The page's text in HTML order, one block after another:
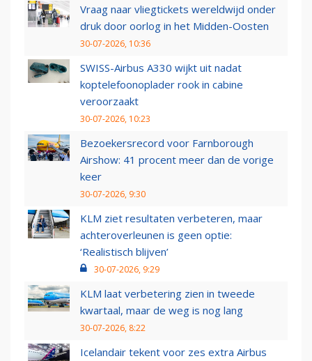
Vraag naar vliegtickets wereldwijd onder
druk door oorlog in het Midden-Oosten
30-07-2026, 10:36
SWISS-Airbus A330 wijkt uit nadat
koptelefoonoplader rook in cabine
veroorzaakt
30-07-2026, 10:23
Bezoekersrecord voor Farnborough
Airshow: 41 procent meer dan de vorige
keer
30-07-2026, 9:30
KLM ziet resultaten verbeteren, maar
achteroverleunen is geen optie:
‘Realistisch blijven’
30-07-2026, 9:29
KLM laat verbetering zien in tweede
kwartaal, maar de weg is nog lang
30-07-2026, 8:22
Icelandair tekent voor zes extra Airbus